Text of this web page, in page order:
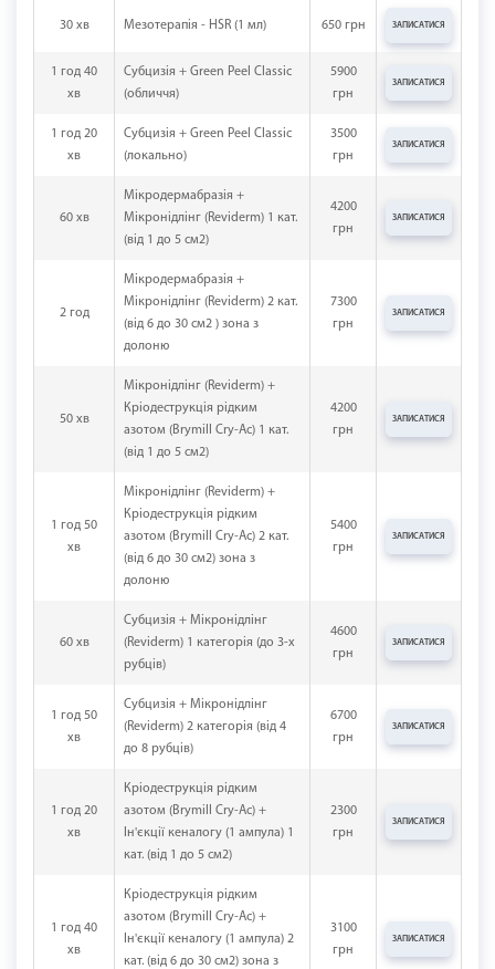
30 хв Мезотерапія - HSR (1 мл) 650 грн ЗАПИСАТИСЯ
1 год 40
хв
Субцизія + Green Peel Classic
(обличчя)
5900
грн
ЗАПИСАТИСЯ
1 год 20
хв
Субцизія + Green Peel Classic
(локально)
3500
грн
ЗАПИСАТИСЯ
60 хв
Мікродермабразія +
Мікронідлінг (Reviderm) 1 кат.
(від 1 до 5 см2)
4200
грн
ЗАПИСАТИСЯ
2 год
Мікродермабразія +
Мікронідлінг (Reviderm) 2 кат.
(від 6 до 30 см2 ) зона з
долоню
7300
грн
ЗАПИСАТИСЯ
50 хв
Мікронідлінг (Reviderm) +
Кріодеструкція рідким
азотом (Brymill Cry-Ac) 1 кат.
(від 1 до 5 см2)
4200
грн
ЗАПИСАТИСЯ
1 год 50
хв
Мікронідлінг (Reviderm) +
Кріодеструкція рідким
азотом (Brymill Cry-Ac) 2 кат.
(від 6 до 30 см2) зона з
долоню
5400
грн
ЗАПИСАТИСЯ
60 хв
Субцизія + Мікронідлінг
(Reviderm) 1 категорія (до 3-х
рубців)
4600
грн
ЗАПИСАТИСЯ
1 год 50
хв
Субцизія + Мікронідлінг
(Reviderm) 2 категорія (від 4
до 8 рубців)
6700
грн
ЗАПИСАТИСЯ
1 год 20
хв
Кріодеструкція рідким
азотом (Brymill Cry-Ac) +
Ін'єкції кеналогу (1 ампула) 1
кат. (від 1 до 5 см2)
2300
грн
ЗАПИСАТИСЯ
1 год 40
хв
Кріодеструкція рідким
азотом (Brymill Cry-Ac) +
Ін'єкції кеналогу (1 ампула) 2
кат. (від 6 до 30 см2) зона з
3100
грн
ЗАПИСАТИСЯ